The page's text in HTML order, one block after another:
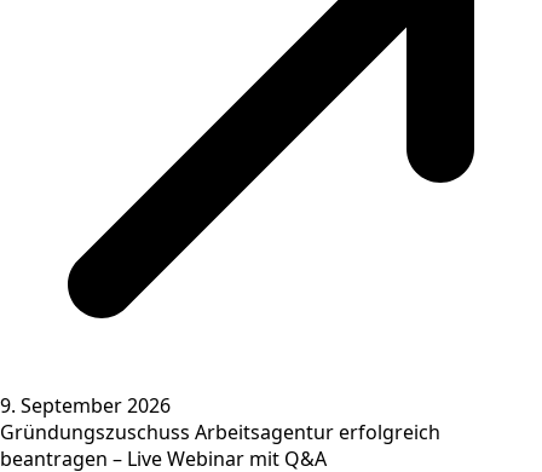
9. September 2026
Gründungszuschuss Arbeitsagentur erfolgreich
beantragen – Live Webinar mit Q&A